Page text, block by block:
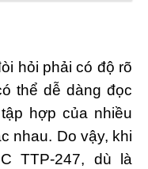
hỏi phải có độ rõ
thể dễ dàng đọc
hợp của nhiều
nhau. Do vậy, khi
TTP-247, dù là